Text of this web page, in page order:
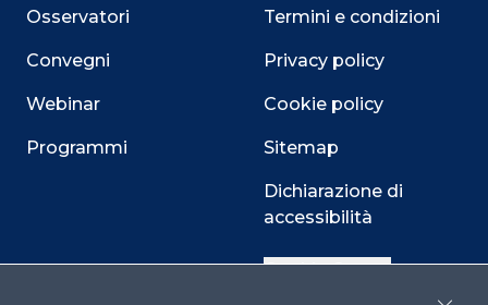
Osservatori
Convegni
Webinar
Programmi
Termini e condizioni
Privacy policy
Cookie policy
Sitemap
Dichiarazione di
accessibilità
Cookie Center